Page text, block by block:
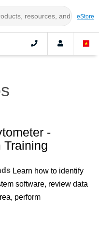
eStore
-
Training
Learn how to identify
software, review data
perform